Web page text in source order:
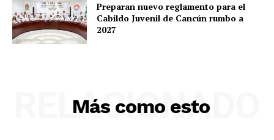
Preparan nuevo reglamento para el
Cabildo Juvenil de Cancún rumbo a
2027
Más como esto
RELACIONADO